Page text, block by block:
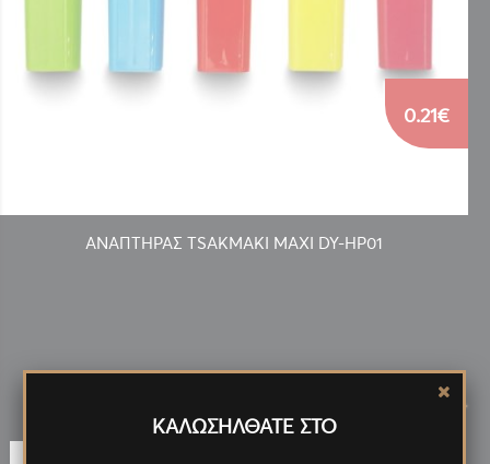
ΑΝΑΠΤΗΡΑΣ TSAKMAKI MAXI DY-HP01
0.21€
<
>
ΚΑΛΩΣΗΛΘΑΤΕ ΣΤΟ